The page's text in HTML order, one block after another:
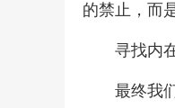
的禁止，而
寻找内
最终我